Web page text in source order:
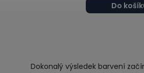
Do
Dokonalý výsledek barvení